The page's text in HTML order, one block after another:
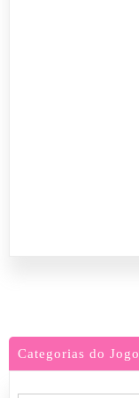
Categorias do Jogo